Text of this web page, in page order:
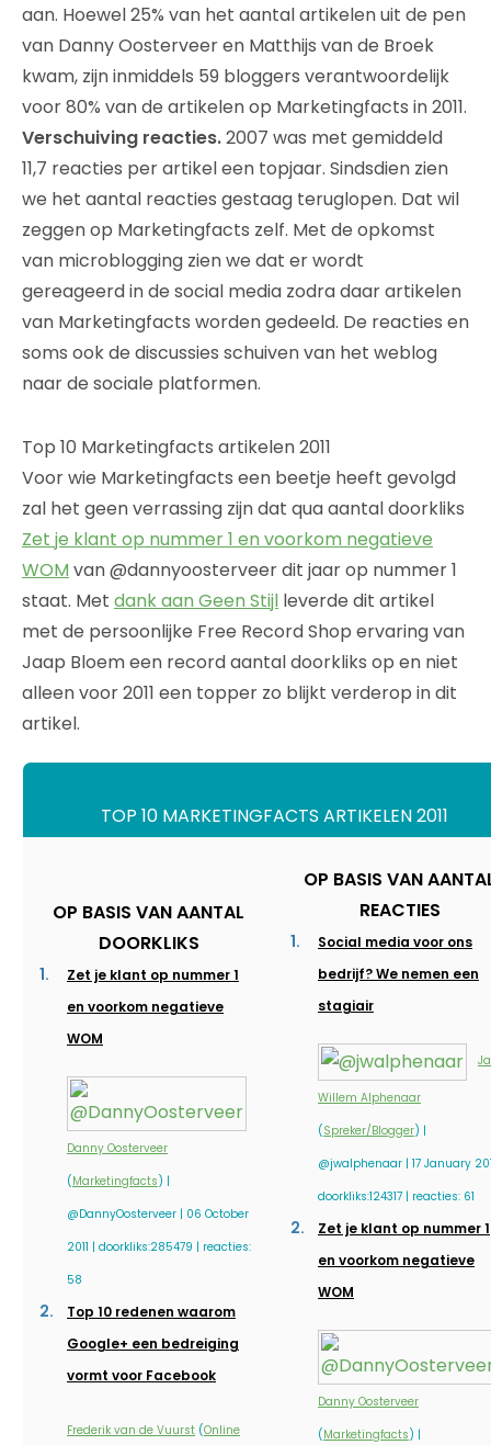
aan. Hoewel 25% van het aantal artikelen uit de pen
van Danny Oosterveer en Matthijs van de Broek
kwam, zijn inmiddels 59 bloggers verantwoordelijk
voor 80% van de artikelen op Marketingfacts in 2011.
Verschuiving reacties.2007 was met gemiddeld
11,7 reacties per artikel een topjaar. Sindsdien zien
we het aantal reacties gestaag teruglopen. Dat wil
zeggen op Marketingfacts zelf. Met de opkomst
van microblogging zien we dat er wordt
gereageerd in de social media zodra daar artikelen
van Marketingfacts worden gedeeld. De reacties en
soms ook de discussies schuiven van het weblog
naar de sociale platformen.
Top 10 Marketingfacts artikelen 2011
Voor wie Marketingfacts een beetje heeft gevolgd
zal het geen verrassing zijn dat qua aantal doorkliks
Zet je klant op nummer 1 en voorkom negatieve
WOM van @dannyoosterveer dit jaar op nummer 1
staat. Met dank aan Geen Stijl leverde dit artikel
met de persoonlijke Free Record Shop ervaring van
Jaap Bloem een record aantal doorkliks op en niet
alleen voor 2011 een topper zo blijkt verderop in dit
artikel.
TOP 10 MARKETINGFACTS ARTIKELEN 2011
OP BASIS VAN AANTAL
DOORKLIKS
Zet je klant op nummer 1
en voorkom negatieve
WOM
Danny Oosterveer
(Marketingfacts) |
@DannyOosterveer | 06 October
2011 | doorkliks:285479 | reacties:
58
Top 10 redenen waarom
Google+ een bedreiging
vormt voor Facebook
Frederik van de Vuurst (Online
OP BASIS VAN
REACTIES
Social media voor ons
bedrijf? We nemen een
stagiair
Willem Alphenaar
(Spreker/Blogger) |
@jwalphenaar | 17 January
doorkliks:124317 | reacties: 61
Zet je klant op nummer 1
en voorkom negatieve
WOM
Danny Oosterveer
(Marketingfacts) |